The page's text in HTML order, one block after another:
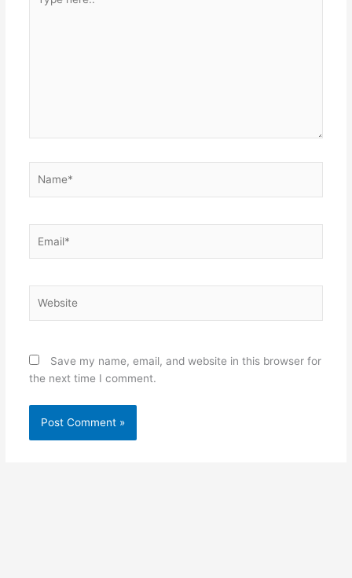
here..
Save my name, email, and website in this browser for
the next time I comment.